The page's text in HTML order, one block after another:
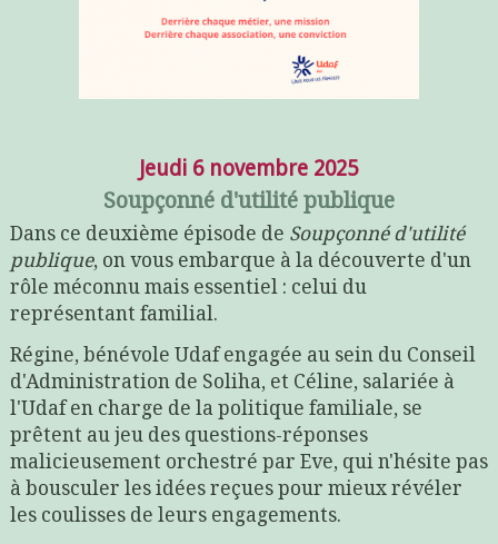
Jeudi 6 novembre 2025
Soupçonné d'utilité publique
Dans ce deuxième épisode de Soupçonné d'utilité
publique, on vous embarque à la découverte d'un
rôle méconnu mais essentiel : celui du
représentant familial.
Régine, bénévole Udaf engagée au sein du Conseil
d'Administration de Soliha, et Céline, salariée à
l'Udaf en charge de la politique familiale, se
prêtent au jeu des questions-réponses
malicieusement orchestré par Eve, qui n'hésite pas
à bousculer les idées reçues pour mieux révéler
les coulisses de leurs engagements.